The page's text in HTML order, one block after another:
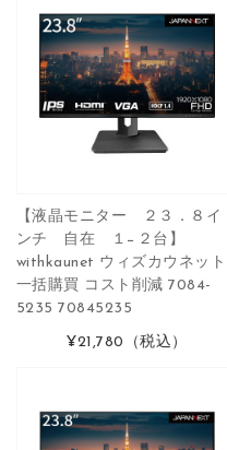
【液晶モニター ２３．８イ
ンチ 自在 １−２台】
withkaunet ウィズカウネット
一括購買 コスト削減 7084-
5235 70845235
¥21,780 （税込）